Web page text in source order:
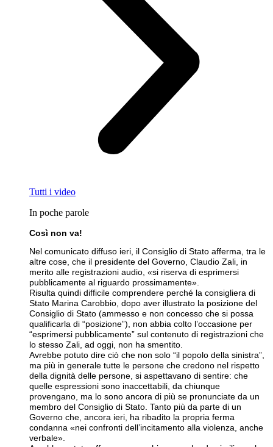
Tutti i video
In poche parole
Così non va!
Nel comunicato diffuso ieri, il Consiglio di Stato afferma, tra le
altre cose, che il presidente del Governo, Claudio Zali, in
merito alle registrazioni audio, «si riserva di esprimersi
pubblicamente al riguardo prossimamente».
Risulta quindi difficile comprendere perché la consigliera di
Stato Marina Carobbio, dopo aver illustrato la posizione del
Consiglio di Stato (ammesso e non concesso che si possa
qualificarla di “posizione”), non abbia colto l’occasione per
“esprimersi pubblicamente” sul contenuto di registrazioni che
lo stesso Zali, ad oggi, non ha smentito.
Avrebbe potuto dire ciò che non solo “il popolo della sinistra”,
ma più in generale tutte le persone che credono nel rispetto
della dignità delle persone, si aspettavano di sentire: che
quelle espressioni sono inaccettabili, da chiunque
provengano, ma lo sono ancora di più se pronunciate da un
membro del Consiglio di Stato. Tanto più da parte di un
Governo che, ancora ieri, ha ribadito la propria ferma
condanna «nei confronti dell’incitamento alla violenza, anche
verbale».